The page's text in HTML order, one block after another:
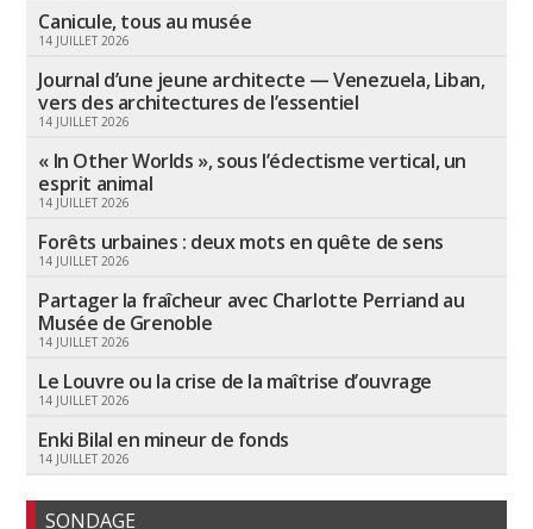
Canicule, tous au musée
14 JUILLET 2026
Journal d’une jeune architecte — Venezuela, Liban,
vers des architectures de l’essentiel
14 JUILLET 2026
« In Other Worlds », sous l’éclectisme vertical, un
esprit animal
14 JUILLET 2026
Forêts urbaines : deux mots en quête de sens
14 JUILLET 2026
Partager la fraîcheur avec Charlotte Perriand au
Musée de Grenoble
14 JUILLET 2026
Le Louvre ou la crise de la maîtrise d’ouvrage
14 JUILLET 2026
Enki Bilal en mineur de fonds
14 JUILLET 2026
SONDAGE